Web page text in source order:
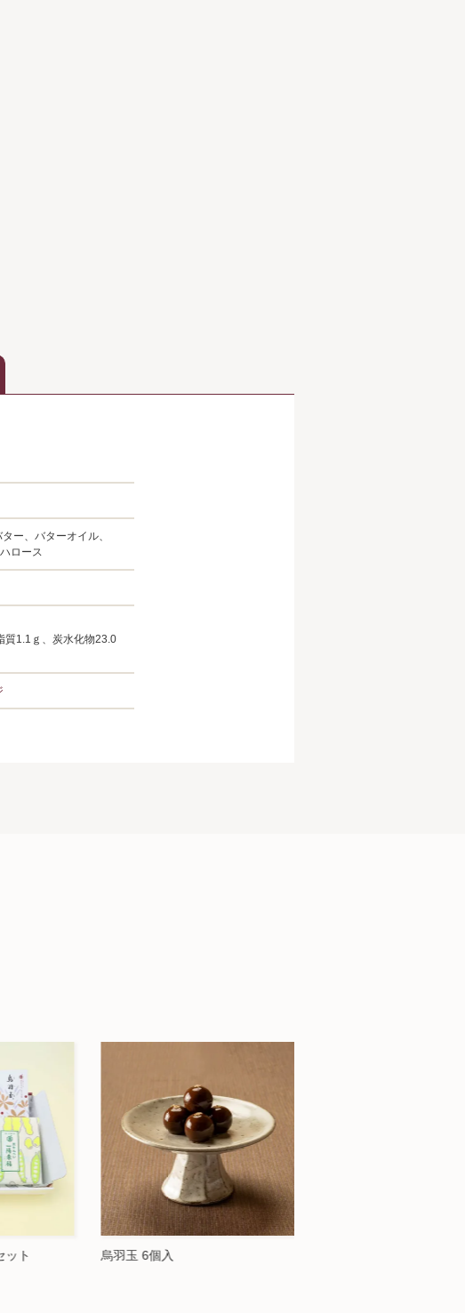
ー、バターオイル、
ロース
質1.1ｇ、炭水化物23.0
スライスようかん〈小倉バター〉